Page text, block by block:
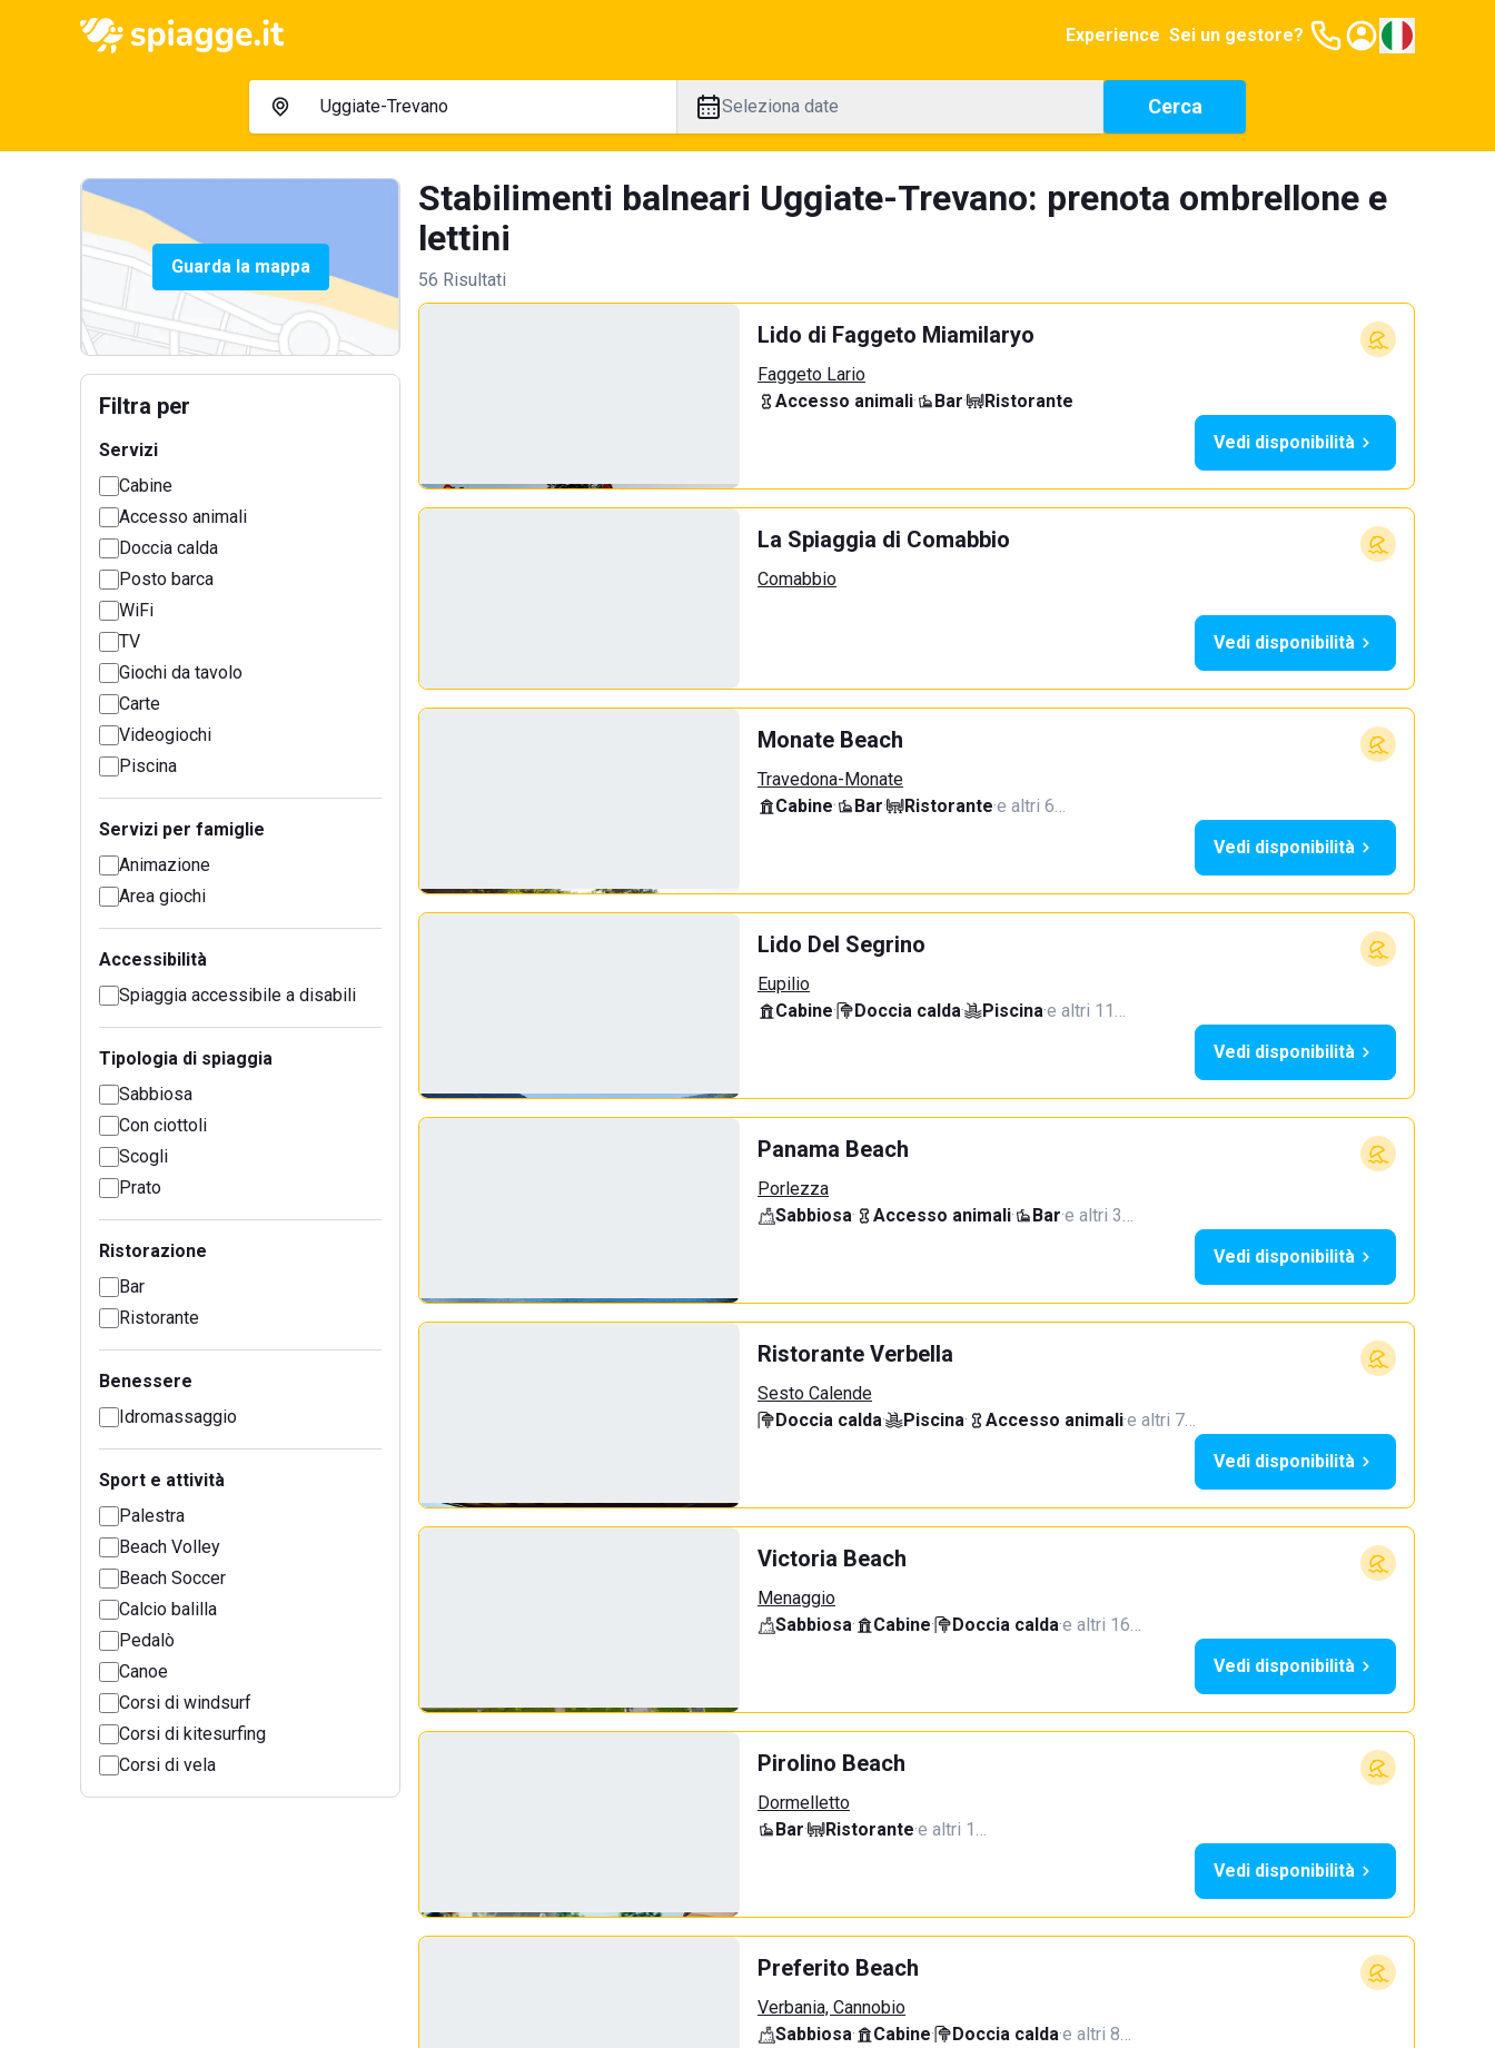
Experience Sei un gestore?
Seleziona date Cerca
Guarda la mappa
Filtra per
Servizi
Cabine
Accesso animali
Doccia calda
Posto barca
WiFi
TV
Giochi da tavolo
Carte
Videogiochi
Piscina
Servizi per famiglie
Animazione
Area giochi
Accessibilità
Spiaggia accessibile a disabili
Tipologia di spiaggia
Sabbiosa
Con ciottoli
Scogli
Prato
Ristorazione
Bar
Ristorante
Benessere
Idromassaggio
Sport e attività
Palestra
Beach Volley
Beach Soccer
Calcio balilla
Pedalò
Canoe
Corsi di windsurf
Corsi di kitesurfing
Corsi di vela
Stabilimenti balneari Uggiate-Trevano: prenota ombrellone e
lettini
56 Risultati
Lido di Faggeto Miamilaryo
Faggeto Lario
Accesso animali· Bar·
Ristorante
Vedi disponibilità
La Spiaggia di Comabbio
Comabbio
Vedi disponibilità
Monate Beach
Travedona-Monate
Cabine· Bar· Ristorante·e altri 6…
Vedi disponibilità
Lido Del Segrino
Eupilio
Cabine· Doccia calda· Piscina·e altri 11…
Vedi disponibilità
Panama Beach
Porlezza
Sabbiosa· Accesso animali· Bar·e altri 3…
Vedi disponibilità
Ristorante Verbella
Sesto Calende
Doccia calda· Piscina· Accesso animali·e altri 7…
Vedi disponibilità
Victoria Beach
Menaggio
Sabbiosa· Cabine· Doccia calda·e altri 16…
Vedi disponibilità
Pirolino Beach
Dormelletto
Bar· Ristorante·e altri 1…
Vedi disponibilità
Preferito Beach
Verbania, Cannobio
Sabbiosa· Cabine· Doccia calda·e altri 8…